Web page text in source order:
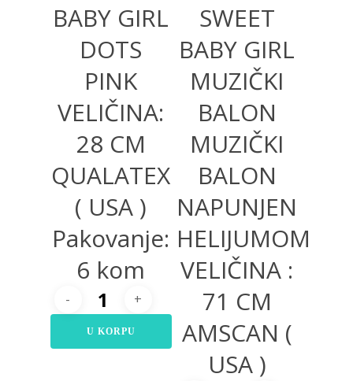
BABY GIRL
DOTS
PINK
VELIČINA:
28 CM
QUALATEX
( USA )
Pakovanje:
6 kom
U KORPU
SWEET
BABY GIRL
MUZIČKI
BALON
MUZIČKI
BALON
NAPUNJEN
HELIJUMOM
VELIČINA :
71 CM
AMSCAN (
USA )